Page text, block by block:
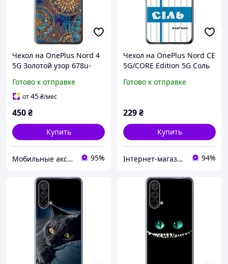
Чехол на OnePlus Nord 4
5G Золотой узор 678u-
Готово к отправке
от45₴/мес
450₴
Купить
Мобильные аксессуары 95%
Чехол на OnePlus Nord CE
5G/CORE Edition 5G Соль
Готово к отправке
229₴
Купить
Інтернет-магазин "Easy shopping" 94%